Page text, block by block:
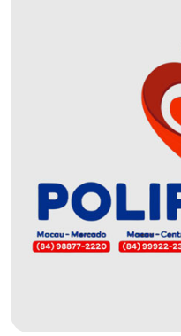
EMANCIPAÇÃO
CARNAUBAIS
EMANCIPAÇÃO
DE
MACAU